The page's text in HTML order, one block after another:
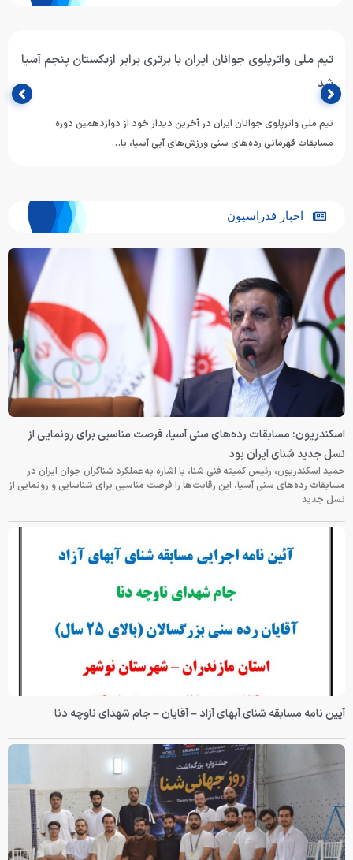
تیم ملی واترپلوی جوانان ایران با برتری برابر ازبکستان پنجم آسیا
شد
تیم ملی واترپلوی جوانان ایران در آخرین دیدار خود از دوازدهمین دوره
مسابقات قهرمانی رده‌های سنی ورزش‌های آبی آسیا، با…
اخبار فدراسیون
اسکندریون: مسابقات رده‌های سنی آسیا، فرصت مناسبی برای رونمایی از
نسل جدید شنای ایران بود
حمید اسکندریون، رئیس کمیته فنی شنا، با اشاره به عملکرد شناگران جوان ایران در
مسابقات رده‌های سنی آسیا، این رقابت‌ها را فرصت مناسبی برای شناسایی و رونمایی از
نسل جدید
آیین نامه مسابقه شنای آبهای آزاد – آقایان – جام شهدای ناوچه دنا